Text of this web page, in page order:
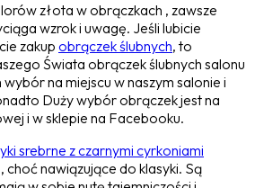
złota w obrączkach , zawsze
wzrok i uwagę. Jeśli lubicie
zakup obrączek ślubnych, to
Świata obrączek ślubnych salonu
na miejscu w naszym salonie i
Duży wybór obrączek jest na
i w sklepie na Facebooku.
srebrne z czarnymi cyrkoniami
choć nawiązujące do klasyki. Są